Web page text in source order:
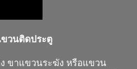
วนติดประตู
ขาแขวนระฆัง หรือแขวน